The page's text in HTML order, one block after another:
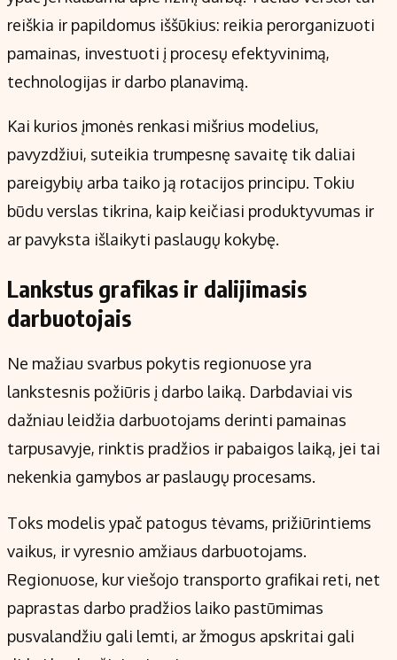
reiškia ir papildomus iššūkius: reikia perorganizuoti
pamainas, investuoti į procesų efektyvinimą,
technologijas ir darbo planavimą.
Kai kurios įmonės renkasi mišrius modelius,
pavyzdžiui, suteikia trumpesnę savaitę tik daliai
pareigybių arba taiko ją rotacijos principu. Tokiu
būdu verslas tikrina, kaip keičiasi produktyvumas ir
ar pavyksta išlaikyti paslaugų kokybę.
Lankstus grafikas ir dalijimasis
darbuotojais
Ne mažiau svarbus pokytis regionuose yra
lankstesnis požiūris į darbo laiką. Darbdaviai vis
dažniau leidžia darbuotojams derinti pamainas
tarpusavyje, rinktis pradžios ir pabaigos laiką, jei tai
nekenkia gamybos ar paslaugų procesams.
Toks modelis ypač patogus tėvams, prižiūrintiems
vaikus, ir vyresnio amžiaus darbuotojams.
Regionuose, kur viešojo transporto grafikai reti, net
paprastas darbo pradžios laiko pastūmimas
pusvalandžiu gali lemti, ar žmogus apskritai gali